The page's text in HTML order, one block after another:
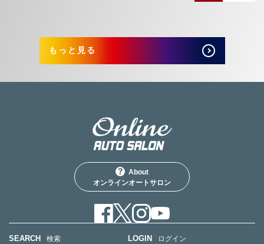
もっと見る
About
オンラインオートサロン
SEARCH
検索
LOGIN
ログイン